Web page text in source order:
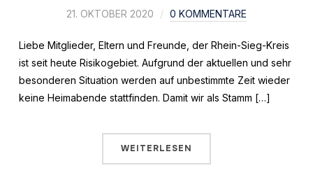
21. OKTOBER 2020 0 KOMMENTARE
Liebe Mitglieder, Eltern und Freunde, der Rhein-Sieg-Kreis
ist seit heute Risikogebiet. Aufgrund der aktuellen und sehr
besonderen Situation werden auf unbestimmte Zeit wieder
keine Heimabende stattfinden. Damit wir als Stamm […]
WEITERLESEN